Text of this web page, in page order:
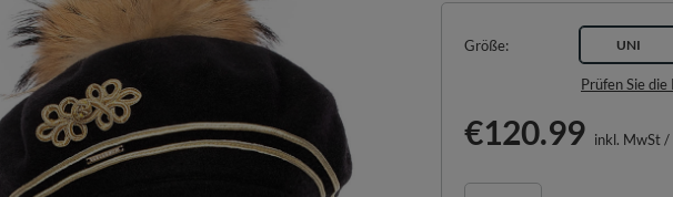
Größe UNI
Prüfen Sie
€120.99 inkl. MwSt/